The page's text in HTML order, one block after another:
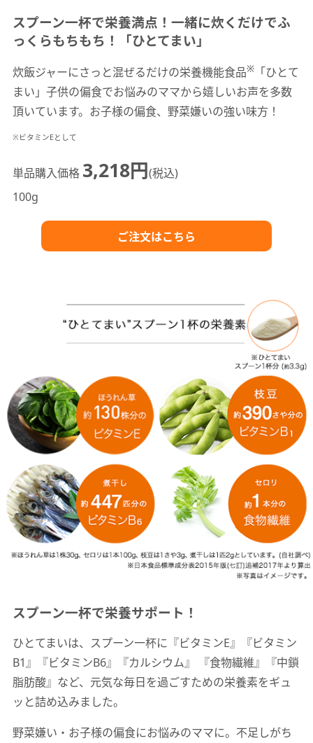
スプーン一杯で栄養満点！一緒に炊くだけでふ
っくらもちもち！「ひとてまい」
炊飯ジャーにさっと混ぜるだけの栄養機能食品※「ひとて
まい」子供の偏食でお悩みのママから嬉しいお声を多数
頂いています。お子様の偏食、野菜嫌いの強い味方！
※ビタミンEとして
単品購入価格 3,218円(税込)
100g
ご注文はこちら
スプーン一杯で栄養サポート！
ひとてまいは、スプーン一杯に『ビタミンE』『ビタミン
B1』『ビタミンB6』『カルシウム』 『食物繊維』『中鎖
脂肪酸』など、元気な毎日を過ごすための栄養素をギュ
ッと詰め込みました。
野菜嫌い・お子様の偏食にお悩みのママに。不足しがち